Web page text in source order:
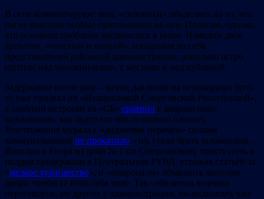
В сети комментируют: мол, «силовики» обиделись на то, что
им не выслали особые приглашения на шоу. Полагаю, однако,
что основная проблема заключалась в ином. Намедни двое
артистов, «толстый и тонкий», изображая из себя
представителей районной администрации, довольно остро
шутили над чиновничками, а местами и над публикой.
Задержание после шоу – метод давления на непокорных (кто-
то уже прозвал их «Независимой Сморговской Республикой»,
а злобный петросян из «СБ» сравнил с анархистами-
махновцами, как будто это что-то сильно плохое).
Уничтожение мурала с «диджеями перемен» силами
коммунальников не прокатило – ну, стали брать заложников…
Василия и Егора из дома № 1 по Сморговскому тракту ночь и
полдня продержали в Центральном РУВД, угрожая статьёй за
«мелкое хулиганство», и «попросили» объяснить жителям
двора, чтобы те вели себя тихо. Так себе метод ведения
переговоров, но других у администрации, по-видимому, уже